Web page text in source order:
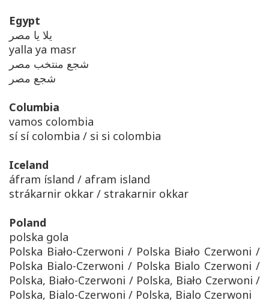
Egypt
يلا يا مصر
yalla ya masr
شجع منتخب مصر
شجع مصر
Columbia
vamos colombia
sí sí colombia / si si colombia
Iceland
áfram ísland / afram island
strákarnir okkar / strakarnir okkar
Poland
polska gola
Polska Biało-Czerwoni / Polska Biało Czerwoni /
Polska Bialo-Czerwoni / Polska Bialo Czerwoni /
Polska, Biało-Czerwoni / Polska, Biało Czerwoni /
Polska, Bialo-Czerwoni / Polska, Bialo Czerwoni